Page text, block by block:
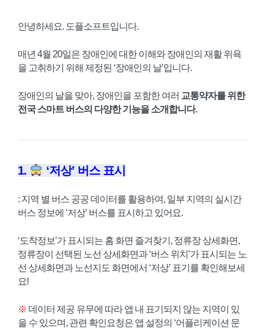
안녕하세요. 도플소프트입니다.
매년 4월 20일은 장애인에 대한 이해와 장애인의 재활 위욕
을 고취하기 위해 제정된 ‘장애인의 날’입니다.
장애인의 날을 맞아, 장애인을 포함한 여러 교통약자를 위한
전국 스마트 버스의 다양한 기능을 소개합니다.
1. ‘저상’ 버스 표시
: 지역 별 버스 공공 데이터를 활용하여, 일부 지역의 실시간
버스 정보에 ‘저상’ 버스를 표시하고 있어요.
‘도착정보’가 표시되는 홈 화면 즐겨찾기, 정류장 상세화면,
정류장이 선택된 노선 상세화면과 ‘버스 위치’가 표시되는 노
선 상세화면과 노선지도 화면에서 ‘저상’ 표기를 확인해보세
요!
※ 데이터 제공 유무에 따라 앱 내 표기되지 않는 지역이 있
을 수 있으며, 관련 확인요청은 앱 설정의 ‘어플리케이션 문